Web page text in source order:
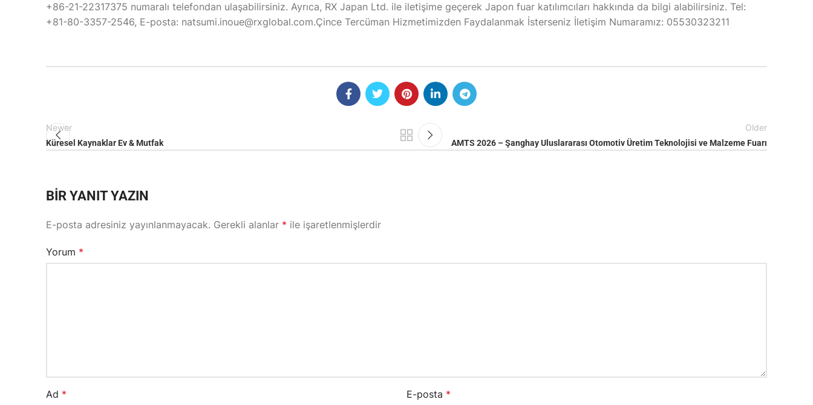
+86-21-22317375 numaralı telefondan ulaşabilirsiniz. Ayrıca, RX Japan Ltd. ile iletişime geçerek Japon fuar katılımcıları hakkında da bilgi alabilirsiniz. Tel:
+81-80-3357-2546, E-posta: natsumi.inoue@rxglobal.com.Çince Tercüman Hizmetimizden Faydalanmak İsterseniz İletişim Numaramız: 05530323211
Newer
Küresel Kaynaklar Ev & Mutfak
Older
AMTS 2026 – Şanghay Uluslararası Otomotiv Üretim Teknolojisi ve Malzeme Fuarı
BIR YANIT YAZIN
E-posta adresiniz yayınlanmayacak. Gerekli alanlar * ile işaretlenmişlerdir
Yorum *
Ad * E-posta *